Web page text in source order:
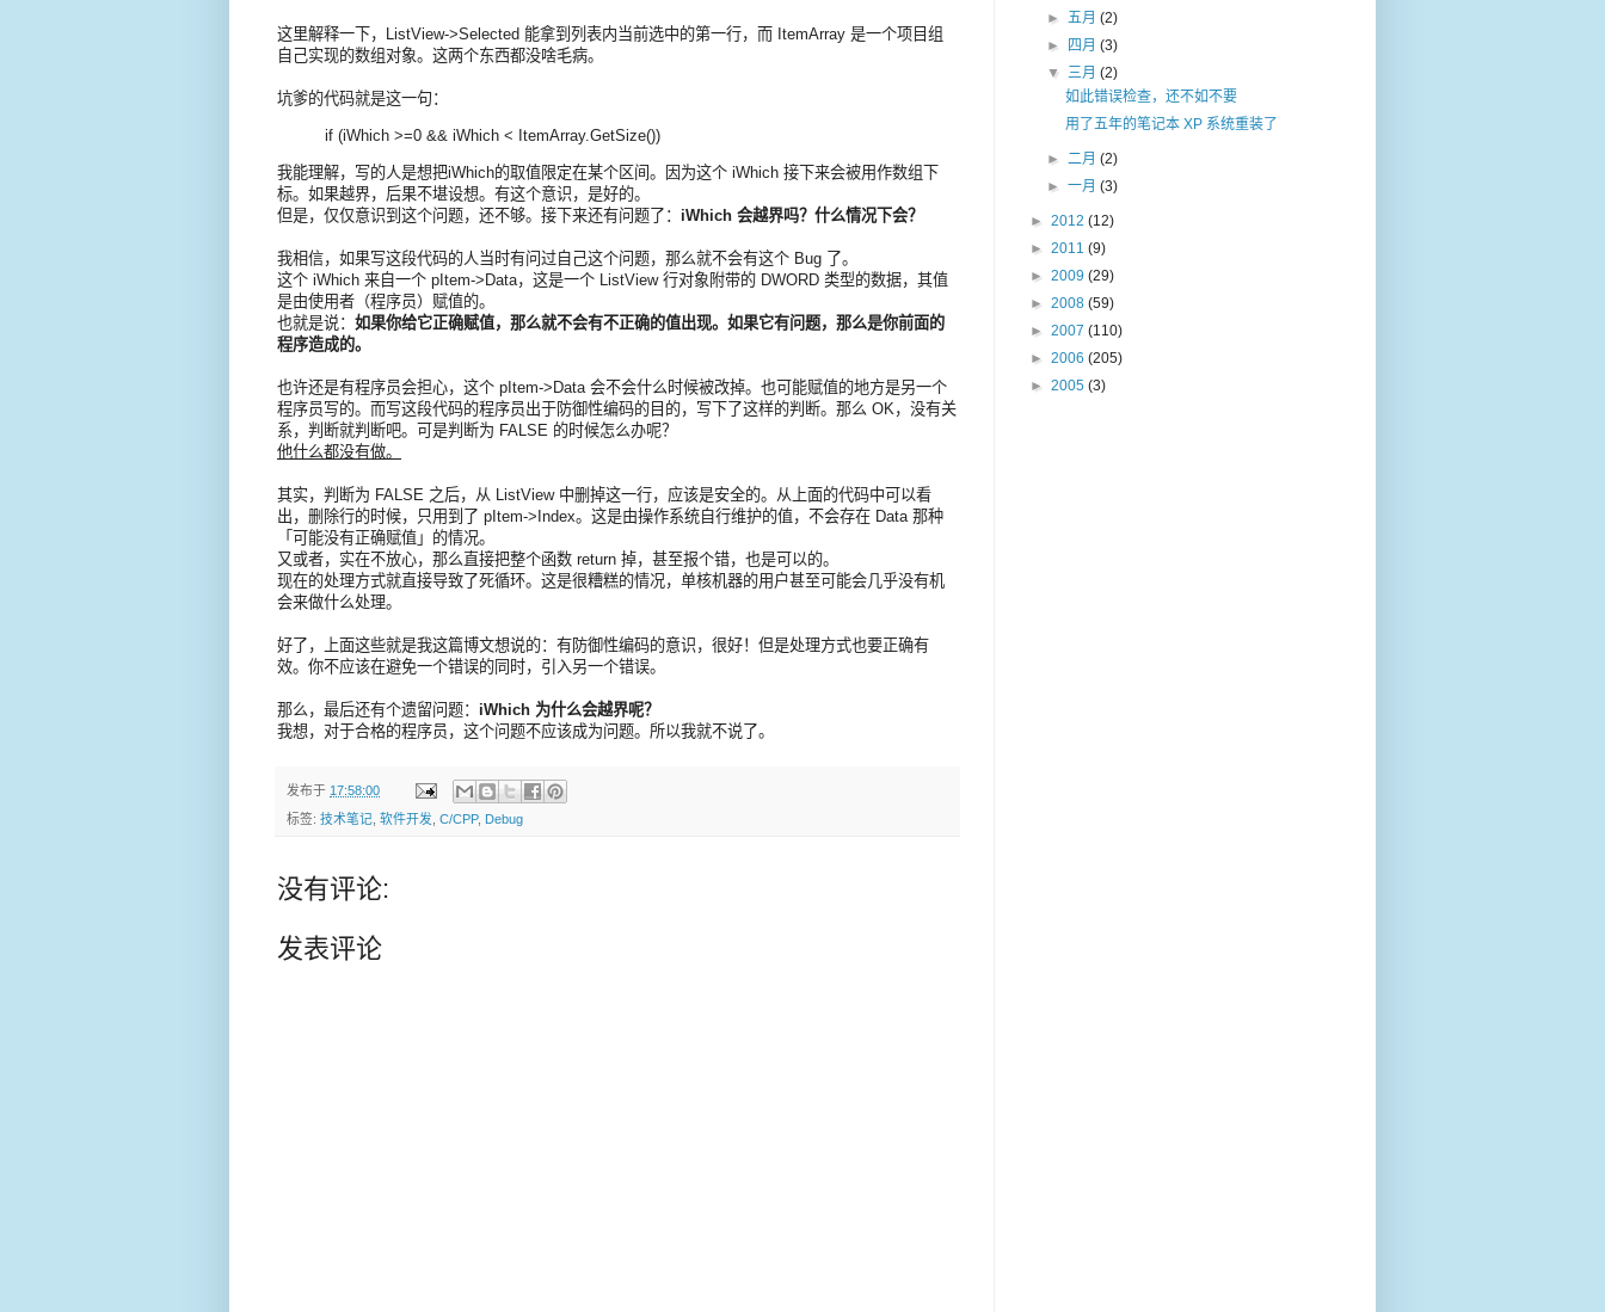
这里解释一下，ListView->Selected 能拿到列表内当前选中的第一行，而 ItemArray 是一个项目组
自己实现的数组对象。这两个东西都没啥毛病。
坑爹的代码就是这一句：
if (iWhich >=0 && iWhich < ItemArray.GetSize())
我能理解，写的人是想把iWhich的取值限定在某个区间。因为这个 iWhich 接下来会被用作数组下
标。如果越界，后果不堪设想。有这个意识，是好的。
但是，仅仅意识到这个问题，还不够。接下来还有问题了： iWhich 会越界吗？什么情况下会？
我相信，如果写这段代码的人当时有问过自己这个问题，那么就不会有这个 Bug 了。
这个 iWhich 来自一个 pItem->Data，这是一个 ListView 行对象附带的 DWORD 类型的数据，其值
是由使用者（程序员）赋值的。
也就是说： 如果你给它正确赋值，那么就不会有不正确的值出现。如果它有问题，那么是你前面的
程序造成的。
也许还是有程序员会担心，这个 pItem->Data 会不会什么时候被改掉。也可能赋值的地方是另一个
程序员写的。而写这段代码的程序员出于防御性编码的目的，写下了这样的判断。那么 OK，没有关
系，判断就判断吧。可是判断为 FALSE 的时候怎么办呢？
他什么都没有做。
其实，判断为 FALSE 之后，从 ListView 中删掉这一行，应该是安全的。从上面的代码中可以看
出，删除行的时候，只用到了 pItem->Index。这是由操作系统自行维护的值，不会存在 Data 那种
「可能没有正确赋值」的情况。
又或者，实在不放心，那么直接把整个函数 return 掉，甚至报个错，也是可以的。
现在的处理方式就直接导致了死循环。这是很糟糕的情况，单核机器的用户甚至可能会几乎没有机
会来做什么处理。
好了，上面这些就是我这篇博文想说的：有防御性编码的意识，很好！但是处理方式也要正确有
效。你不应该在避免一个错误的同时，引入另一个错误。
那么，最后还有个遗留问题： iWhich 为什么会越界呢？
我想，对于合格的程序员，这个问题不应该成为问题。所以我就不说了。
发布于 17:58:00
标签: 技术笔记 软件开发 C/CPP, Debug
没有评论:
发表评论
►五月(2)
►
四月(3)
▼三月(2)
如此错误检查，还不如不要
用了五年的笔记本 XP 系统重装了
►二月(2)
►一月(3)
► 2012 (12)
► 2011 (9)
► 2009 (29)
► 2008 (59)
► 2007 (110)
► 2006 (205)
► 2005 (3)